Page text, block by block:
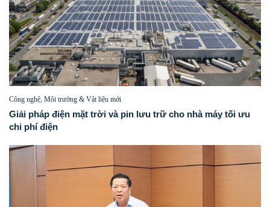
Công nghệ, Môi trường & Vật liệu mới
Giải pháp điện mặt trời và pin lưu trữ cho nhà máy tối ưu
chi phí điện